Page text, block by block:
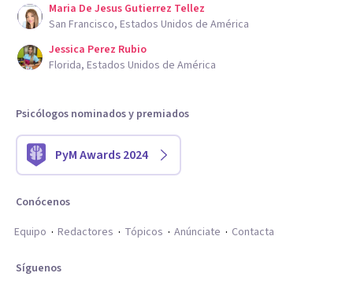
Maria De Jesus Gutierrez Tellez
San Francisco, Estados Unidos de América
Jessica Perez Rubio
Florida, Estados Unidos de América
Psicólogos nominados y premiados
PyM Awards 2024
Conócenos
Equipo
Redactores Tópicos Anúnciate Contacta
Síguenos